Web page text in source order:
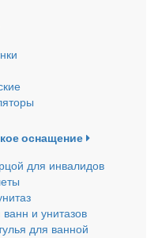
оснащение
для инвалидов
и унитазов
для ванной